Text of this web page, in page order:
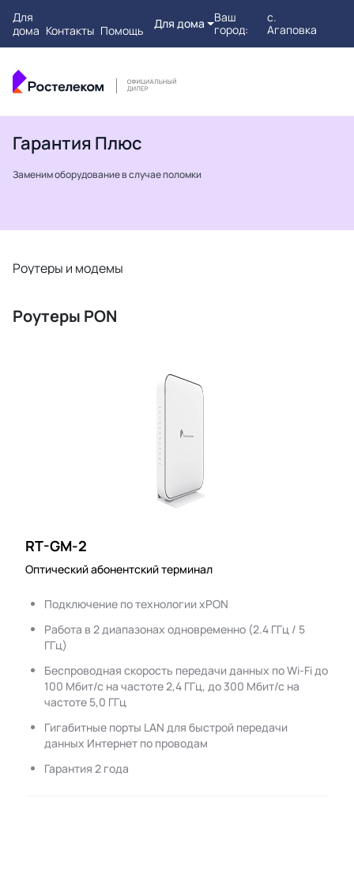
Для
дома Контакты Помощь Для дома
Ваш
город:
с.
Агаповка
Гарантия Плюс
Заменим оборудование в случае поломки
Роутеры и модемы
Роутеры PON
RT-GM-2
Оптический абонентский терминал
Подключение по технологии xPON
Работа в 2 диапазонах одновременно (2.4 ГГц / 5
ГГц)
Беспроводная скорость передачи данных по Wi-Fi до
100 Мбит/с на частоте 2,4 ГГц, до 300 Мбит/с на
частоте 5,0 ГГц
Гигабитные порты LAN для быстрой передачи
данных Интернет по проводам
Гарантия 2 года